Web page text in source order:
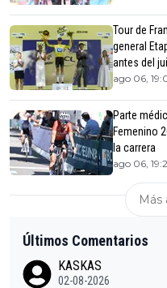
Tour de
general
antes del
ago 06,
Parte
Femenino
la carrera
ago 06,
Más
Últimos Comentarios
KASKAS
02-08-2026